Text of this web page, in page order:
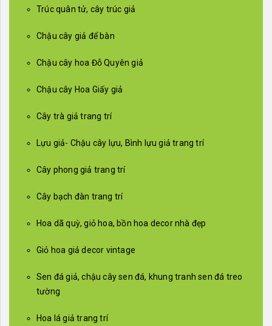
Trúc quân tử, cây trúc giả
Chậu cây giả để bàn
Chậu cây hoa Đỗ Quyên giả
Chậu cây Hoa Giấy giả
Cây trà giả trang trí
Lựu giả- Chậu cây lựu, Bình lựu giả trang trí
Cây phong giả trang trí
Cây bạch đàn trang trí
Hoa dã quỳ, giỏ hoa, bồn hoa decor nhà đẹp
Giỏ hoa giả decor vintage
Sen đá giả, chậu cây sen đá, khung tranh sen đá treo
tường
Hoa lá giả trang trí